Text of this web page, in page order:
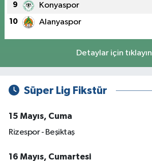
9 Konyaspor
10 Alanyaspor
Detaylar için tıklayın
Süper Lig Fikstür
15 Mayıs, Cuma
Rizespor - Beşiktaş
16 Mayıs, Cumartesi